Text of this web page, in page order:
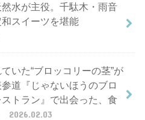
水が主役。千駄木・雨音
スイーツを堪能
ていた“ブロッコリーの茎”が
道『じゃないほうのブロ
トラン』で出会った、食
2026.02.03